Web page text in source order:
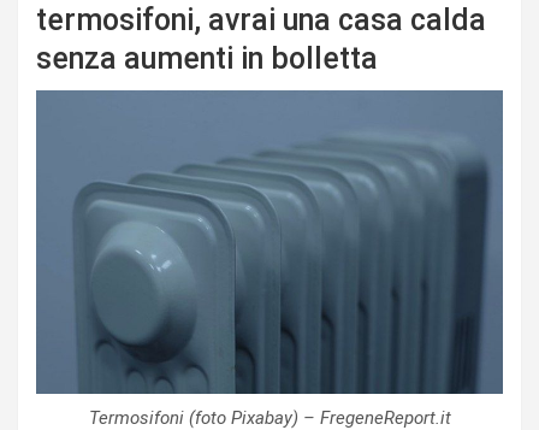
termosifoni, avrai una casa calda
senza aumenti in bolletta
Termosifoni (foto Pixabay) – FregeneReport.it